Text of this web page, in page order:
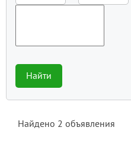
Найти
Найдено 2 объявления